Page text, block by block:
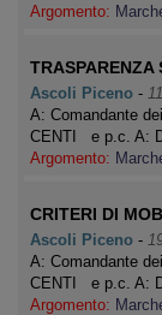
Argomento:
TRASPARENZA
Ascoli Piceno -
A: Comandante
CENTI e p.c. A:
Argomento:
CRITERI DI
Ascoli Piceno -
A: Comandante
CENTI e p.c. A:
Argomento: